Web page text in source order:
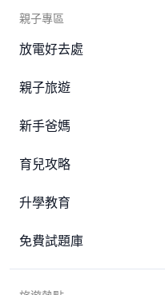
親子專區
放電好去處
親子旅遊
新手爸媽
育兒攻略
升學教育
免費試題庫